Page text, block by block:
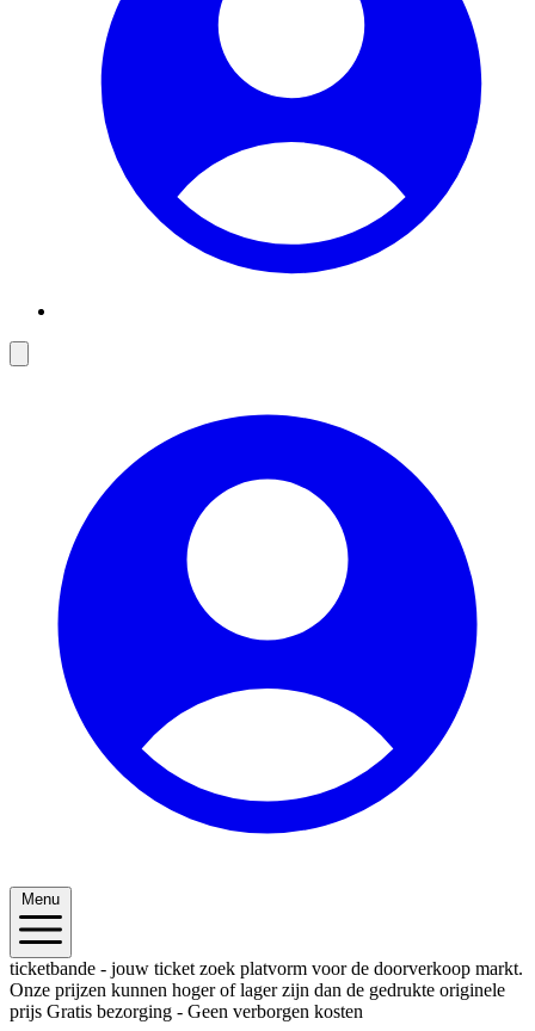
Menu
ticketbande - jouw ticket zoek platvorm voor de doorverkoop markt.
Onze prijzen kunnen hoger of lager zijn dan de gedrukte originele
prijs Gratis bezorging - Geen verborgen kosten